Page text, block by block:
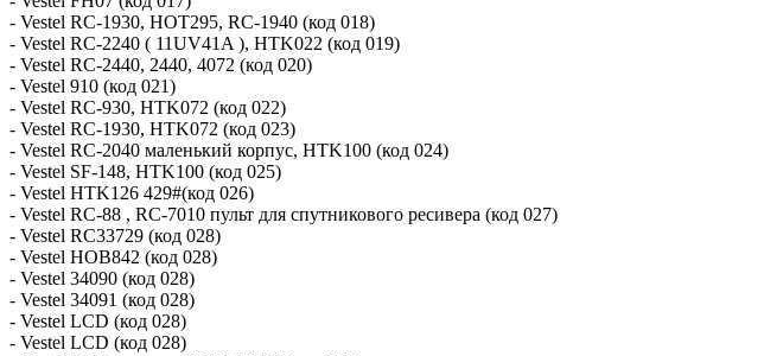
- Vestel RC-1930, HOT295, RC-1940 (код 018)
- Vestel RC-2240 ( 11UV41A ), HTK022 (код 019)
- Vestel RC-2440, 2440, 4072 (код 020)
- Vestel 910 (код 021)
- Vestel RC-930, HTK072 (код 022)
- Vestel RC-1930, HTK072 (код 023)
- Vestel RC-2040 маленький корпус, HTK100 (код 024)
- Vestel SF-148, HTK100 (код 025)
- Vestel HTK126 429#(код 026)
- Vestel RC-88 , RC-7010 пульт для спутникового ресивера (код 027)
- Vestel RC33729 (код 028)
- Vestel HOB842 (код 028)
- Vestel 34090 (код 028)
- Vestel 34091 (код 028)
- Vestel LCD (код 028)
- Vestel LCD (код 028)